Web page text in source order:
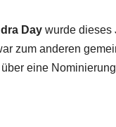
Day wurde dieses
zum anderen
eine